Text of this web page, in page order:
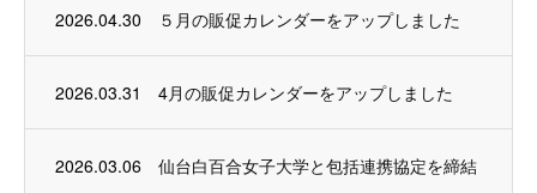
2026.04.30 ５月の販促カレンダーをアップしました
2026.03.31 4月の販促カレンダーをアップしました
2026.03.06 仙台白百合女子大学と包括連携協定を締結